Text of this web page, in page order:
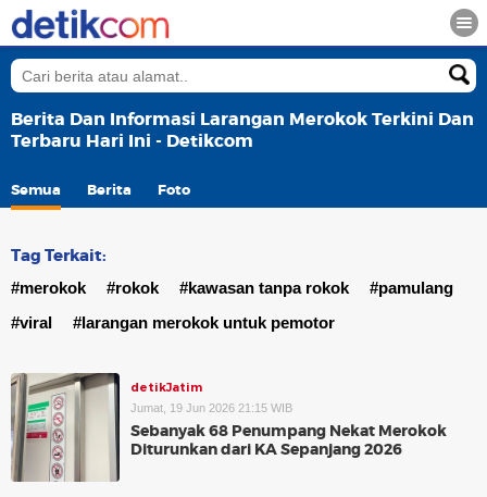
Berita Dan Informasi Larangan Merokok Terkini Dan
Terbaru Hari Ini - Detikcom
Semua Berita Foto
Tag Terkait:
#merokok #rokok #kawasan tanpa rokok
#pamulang
#viral
#larangan merokok untuk pemotor
detikJatim
Jumat, 19 Jun 2026 21:15 WIB
Sebanyak 68 Penumpang Nekat Merokok
Diturunkan dari KA Sepanjang 2026